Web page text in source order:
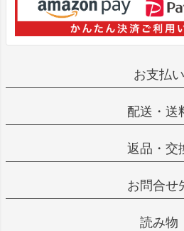
お支払い
配送・送
返品・交
お問合せ
読み物